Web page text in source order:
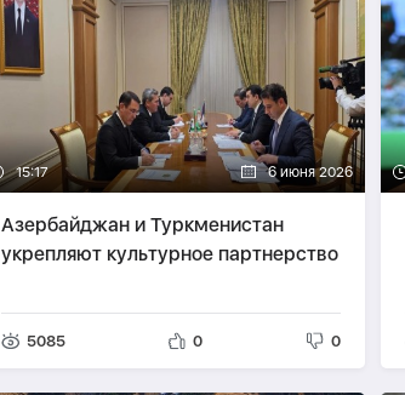
15:17 6 июня 2026
Азербайджан и Туркменистан
укрепляют культурное партнерство
5085 0 0